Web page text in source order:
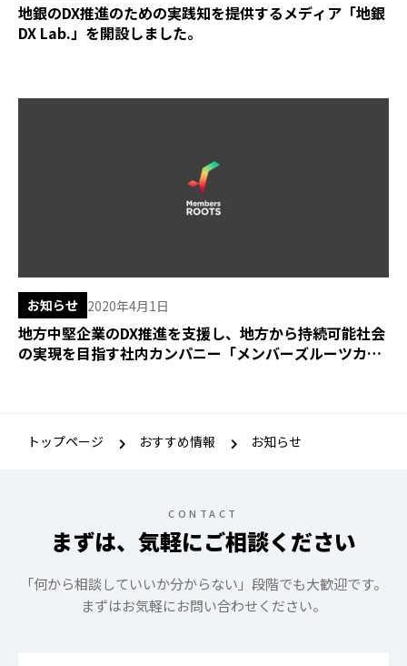
地銀のDX推進のための実践知を提供するメディア「地銀
DX Lab.」を開設しました。
お知らせ 2020年4月1日
地方中堅企業のDX推進を支援し、地方から持続可能社会
の実現を目指す社内カンパニー「メンバーズルーツカン
トップページ おすすめ情報 お知らせ
CONTACT
まずは、気軽にご相談ください
「何から相談していいか分からない」段階でも大歓迎です。
まずはお気軽にお問い合わせください。